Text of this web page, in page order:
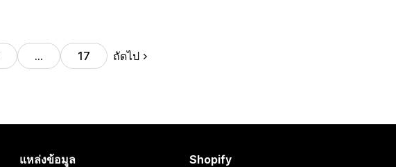
… 17 ถัดไป
แหล่งข้อมูล Shopify